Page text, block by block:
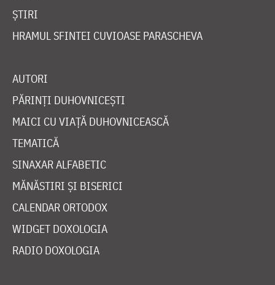
ȘTIRI
HRAMUL SFINTEI CUVIOASE PARASCHEVA
AUTORI
PĂRINȚI DUHOVNICEȘTI
MAICI CU VIAȚĂ DUHOVNICEASCĂ
TEMATICĂ
SINAXAR ALFABETIC
MĂNĂSTIRI ȘI BISERICI
CALENDAR ORTODOX
WIDGET DOXOLOGIA
RADIO DOXOLOGIA